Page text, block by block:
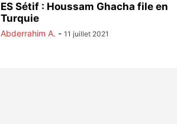
ES Sétif : Houssam Ghacha file en
Turquie
Abderrahim A. - 11 juillet 2021